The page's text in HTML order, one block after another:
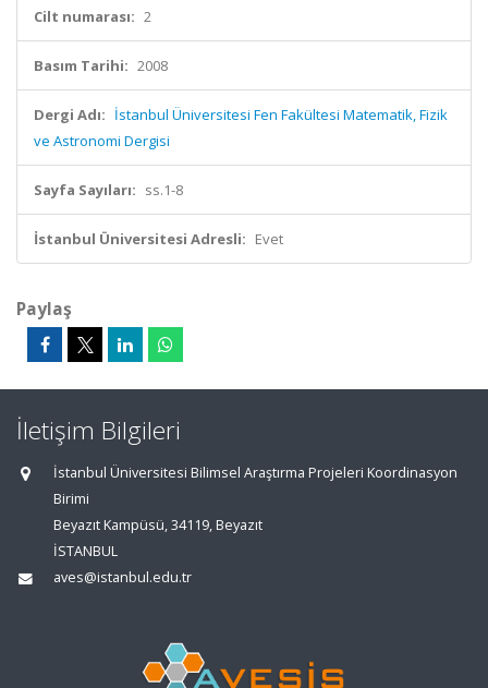
Cilt numarası: 2
Basım Tarihi: 2008
Dergi Adı: İstanbul Üniversitesi Fen Fakültesi Matematik, Fizik
ve Astronomi Dergisi
Sayfa Sayıları: ss.1-8
İstanbul Üniversitesi Adresli: Evet
Paylaş
İletişim Bilgileri
İstanbul Üniversitesi Bilimsel Araştırma Projeleri Koordinasyon
Birimi
Beyazıt Kampüsü, 34119, Beyazıt
İSTANBUL
aves@istanbul.edu.tr